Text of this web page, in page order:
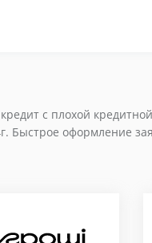
с плохой
Быстрое оформление